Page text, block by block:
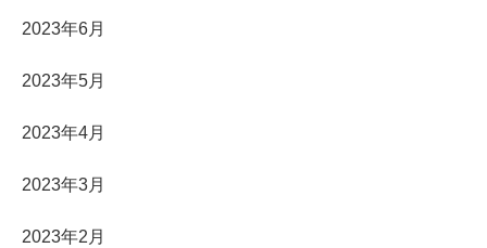
2023年6月
2023年5月
2023年4月
2023年3月
2023年2月